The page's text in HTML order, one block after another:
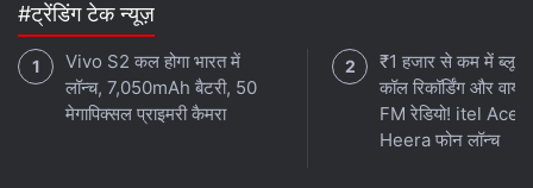
#ट्रेंडिंग टेक न्यूज़
Vivo S2 कल होगा भारत में
लॉन्च, 7,050mAh बैटरी, 50
मेगापिक्सल प्राइमरी कैमरा
₹1 हजार से कम में
कॉल रिकॉर्डिंग और
FM रेडियो! itel Ace
Heera फोन लॉन्च